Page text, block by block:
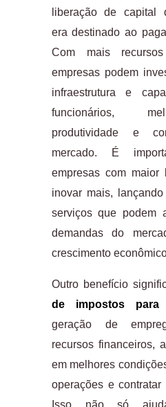
liberação de capital
era destinado ao
Com mais
empresas podem
infraestrutura e
funcionários,
produtividade e
mercado. É
empresas com maior
inovar mais,
serviços que podem
demandas do
crescimento
Outro benefício
de impostos para
geração de
recursos financeiros,
em melhores
operações e contratar